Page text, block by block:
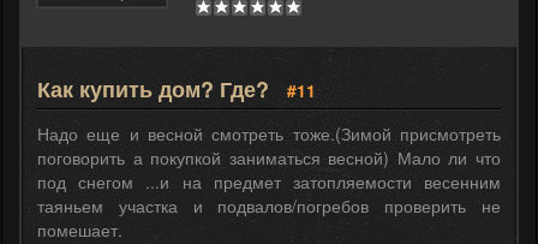
Как купить дом? Где?
#11
Надо еще и весной смотреть тоже.(Зимой присмотреть
поговорить а покупкой заниматься весной) Мало ли что
под снегом ...и на предмет затопляемости весенним
таяньем участка и подвалов/погребов проверить не
помешает.